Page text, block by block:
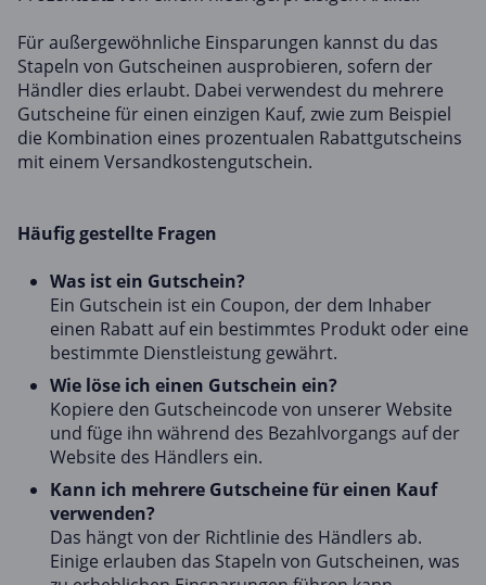
Für außergewöhnliche Einsparungen kannst du das
Stapeln von Gutscheinen ausprobieren, sofern der
Händler dies erlaubt. Dabei verwendest du mehrere
Gutscheine für einen einzigen Kauf, zwie zum Beispiel
die Kombination eines prozentualen Rabattgutscheins
mit einem Versandkostengutschein.
Häufig gestellte Fragen
Was ist ein Gutschein?
Ein Gutschein ist ein Coupon, der dem Inhaber
einen Rabatt auf ein bestimmtes Produkt oder eine
bestimmte Dienstleistung gewährt.
Wie löse ich einen Gutschein ein?
Kopiere den Gutscheincode von unserer Website
und füge ihn während des Bezahlvorgangs auf der
Website des Händlers ein.
Kann ich mehrere Gutscheine für einen Kauf
verwenden?
Das hängt von der Richtlinie des Händlers ab.
Einige erlauben das Stapeln von Gutscheinen, was